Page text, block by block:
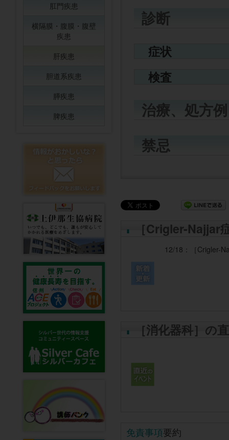
診断
症状
検査
治療、処方例
禁忌
［Crigler-Najjar
12/18： ［Crigler-
［消化器科］の
免責事項要約
肛門疾患
横隔膜・腹膜・腹壁
疾患
肝疾患
胆道系疾患
膵疾患
脾疾患